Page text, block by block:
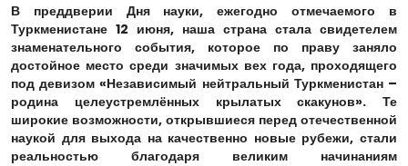
В преддверии Дня науки, ежегодно отмечаемого в
Туркменистане 12 июня, наша страна стала свидетелем
знаменательного события, которое по праву заняло
достойное место среди значимых вех года, проходящего
под девизом «Независимый нейтральный Туркменистан –
родина целеустремлённых крылатых скакунов». Те
широкие возможности, открывшиеся перед отечественной
наукой для выхода на качественно новые рубежи, стали
реальностью благодаря великим начинаниям